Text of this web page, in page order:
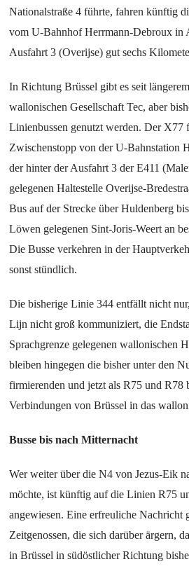
Nationalstraße 4 führte, fahren künftig
vom U-Bahnhof Herrmann-Debroux in
Ausfahrt 3 (Overijse) gut sechs
In Richtung Brüssel gibt es seit
wallonischen Gesellschaft Tec, aber
Linienbussen genutzt werden. Der X77
Zwischenstopp von der U-Bahnstation
der hinter der Ausfahrt 3 der E411
gelegenen Haltestelle Overijse-
Bus auf der Strecke über Huldenberg
Löwen gelegenen Sint-Joris-Weert an
Die Busse verkehren in der
sonst stündlich.
Die bisherige Linie 344 entfällt nicht
Lijn nicht groß kommuniziert, die
Sprachgrenze gelegenen wallonischen
bleiben hingegen die bisher unter den
firmierenden und jetzt als R75 und R78
Verbindungen von Brüssel in das
Busse bis nach Mitternacht
Wer weiter über die N4 von Jezus-Eik
möchte, ist künftig auf die Linien R75
angewiesen. Eine erfreuliche Nachricht
Zeitgenossen, die sich darüber ärgern,
in Brüssel in südöstlicher Richtung